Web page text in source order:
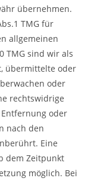
übernehmen.
TMG für
allgemeinen
TMG sind wir als
übermittelte oder
oder
rechtswidrige
oder
nach den
Eine
dem Zeitpunkt
möglich. Bei